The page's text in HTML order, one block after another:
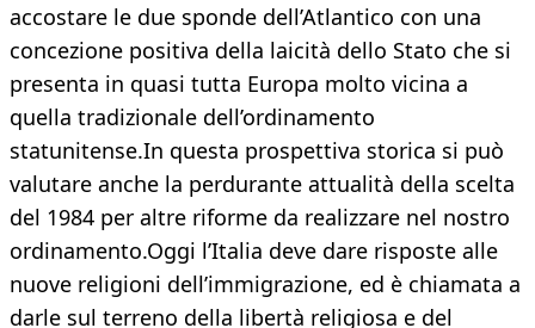
accostare le due sponde dell’Atlantico con una
concezione positiva della laicità dello Stato che si
presenta in quasi tutta Europa molto vicina a
quella tradizionale dell’ordinamento
statunitense.In questa prospettiva storica si può
valutare anche la perdurante attualità della scelta
del 1984 per altre riforme da realizzare nel nostro
ordinamento.Oggi l’Italia deve dare risposte alle
nuove religioni dell’immigrazione, ed è chiamata a
darle sul terreno della libertà religiosa e del